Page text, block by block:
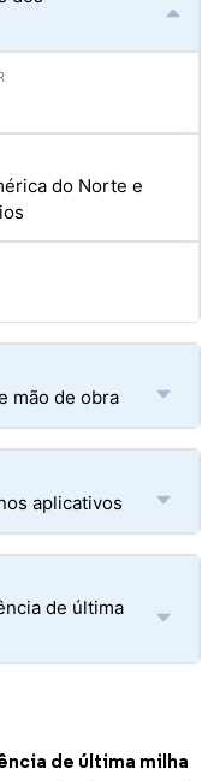
do Norte e
mão de obra
aplicativos
de última
de última milha